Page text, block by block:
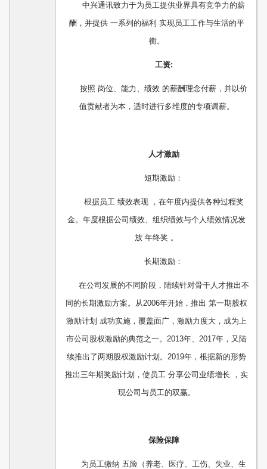
中兴通讯致力于为员工提供业界具有竞争力的薪
酬，并提供 一系列的福利 实现员工工作与生活的平
衡。
工资:
按照 岗位、能力、绩效 的薪酬理念付薪，并以价
值贡献者为本，适时进行多维度的专项调薪。
人才激励
短期激励：
根据员工 绩效表现 ，在年度内提供各种过程奖
金。年度根据公司绩效、组织绩效与个人绩效情况发
放 年终奖 。
长期激励：
在公司发展的不同阶段，陆续针对骨干人才推出不
同的长期激励方案。从2006年开始，推出 第一期股权
激励计划 成功实施，覆盖面广，激励力度大，成为上
市公司股权激励的典范之一。2013年、2017年，又陆
续推出了两期股权激励计划。2019年，根据新的形势
推出三年期奖励计划，使员工 分享公司业绩增长 ，实
现公司与员工的双赢。
保险保障
为员工缴纳 五险（养老、医疗、工伤、失业、生